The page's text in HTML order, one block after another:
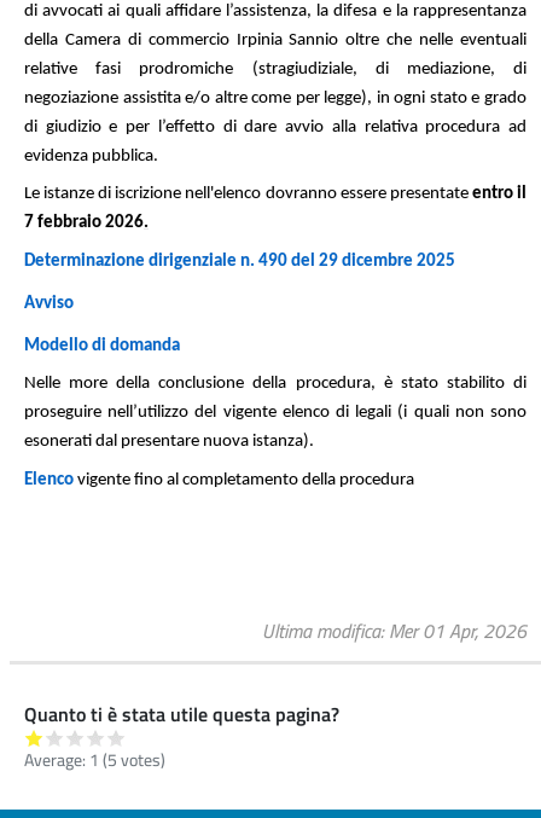
di avvocati ai quali affidare l’assistenza, la difesa e la rappresentanza
della Camera di commercio Irpinia Sannio oltre che nelle eventuali
relative fasi prodromiche (stragiudiziale, di mediazione, di
negoziazione assistita e/o altre come per legge), in ogni stato e grado
di giudizio e per l’effetto di dare avvio alla relativa procedura ad
evidenza pubblica.
Le istanze di iscrizione nell'elenco dovranno essere presentate entro il
7 febbraio 2026.
Determinazione dirigenziale n. 490 del 29 dicembre 2025
Avviso
Modello di domanda
Nelle more della conclusione della procedura, è stato stabilito di
proseguire nell’utilizzo del vigente elenco di legali (i quali non sono
esonerati dal presentare nuova istanza).
Elenco vigente fino al completamento della procedura
Ultima modifica Mer 01 Apr, 2026
Quanto ti è stata utile questa pagina?
Average: 1 (5votes)